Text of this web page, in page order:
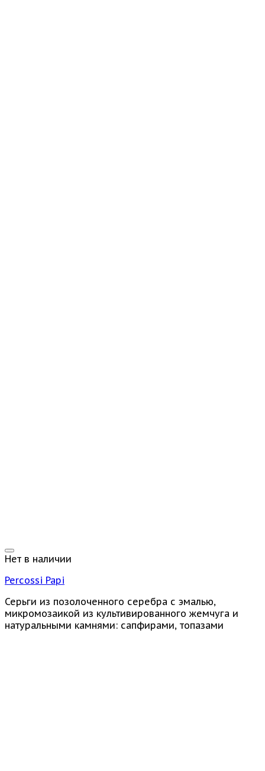
Нет в наличии
Percossi Papi
Серьги из позолоченного серебра с эмалью,
микромозаикой из культивированного жемчуга и
натуральными камнями: сапфирами, топазами